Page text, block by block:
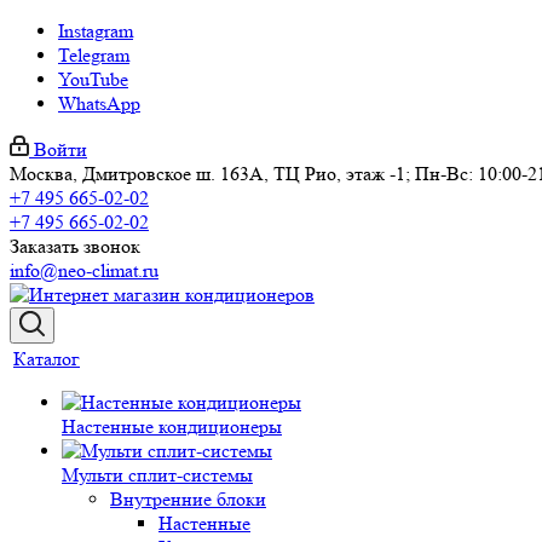
Instagram
Telegram
YouTube
WhatsApp
Войти
Москва, Дмитровское ш. 163А, ТЦ Рио, этаж -1; Пн-Вс: 10:00-
+7 495 665-02-02
+7 495 665-02-02
Заказать звонок
info@neo-climat.ru
Каталог
Настенные кондиционеры
Мульти сплит-системы
Внутренние блоки
Настенные